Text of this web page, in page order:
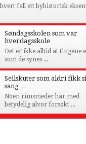
fall ett byhistorisk
Søndagsskolen som var
hverdagsskole
Det er ikke alltid at tingene
som de synes ...
Seilskuter som aldri fikk
sang …
Noen rimsmeder har med
betydelig alvor forsøkt ...